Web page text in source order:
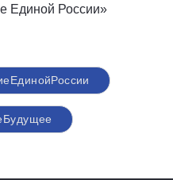
Единой России»